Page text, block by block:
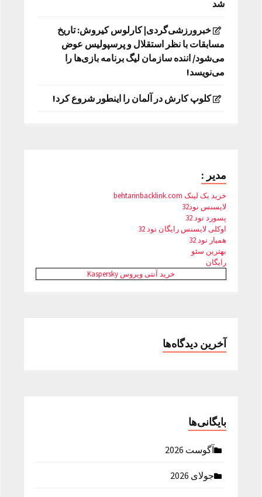
شد
خبرورزشی‌گردی| کارلوس کیروش: تاریخ
مسابقات با نظر استقلال و پرسپولیس عوض
می‌شود/ اننده سازمان لیگ برنامه بازی‌ها را
می‌نویسد!
کلوپ کارش در آلمان را اینطور شروع کرد!
مدیر :
خرید بک لینک behtarinbacklink.com
لایسنس نود32
پسورد نود 32
اوکلی لایسنس رایگان نود 32
همیار نود 32
بهترین سئو
رایگان
خرید آنتی ویروس Kaspersky
آخرین دیدگاه‌ها
بایگانی‌ها
آگوست 2026
جولای 2026